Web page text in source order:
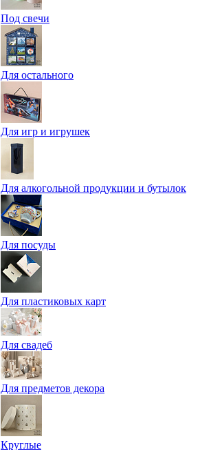
Под свечи
Для остального
Для игр и игрушек
Для алкогольной продукции и бутылок
Для посуды
Для пластиковых карт
Для свадеб
Для предметов декора
Круглые